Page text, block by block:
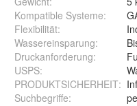
Kompatible Systeme:
Flexibilität:
Wassereinsparung:
Druckanforderung:
USPS:
PRODUKTSICHERHEIT:
Suchbegriffe: